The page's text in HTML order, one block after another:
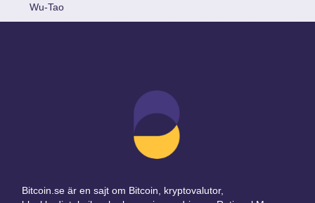
Wu-Tao
Bitcoin.se är en sajt om Bitcoin, kryptovalutor,